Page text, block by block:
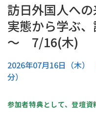
訪日外国人へ
実態から学ぶ
～ 7/16(木)
2026年07月16日（木
分）
参加者特典として、登壇資